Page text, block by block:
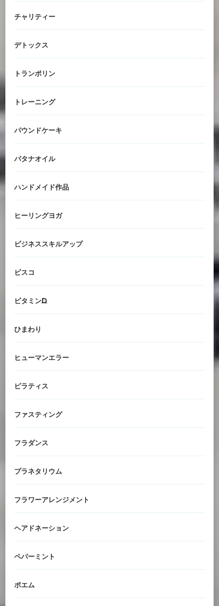
チャリティー
デトックス
トランポリン
トレーニング
パウンドケーキ
バタナオイル
ハンドメイド作品
ヒーリングヨガ
ビジネススキルアップ
ビスコ
ビタミンD
ひまわり
ヒューマンエラー
ピラティス
ファスティング
フラダンス
プラネタリウム
フラワーアレンジメント
ヘアドネーション
ペパーミント
ポエム